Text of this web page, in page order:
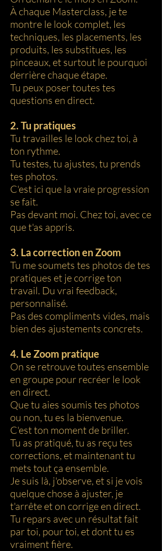
À chaque Masterclass, je te
montre le look complet, les
techniques, les placements, les
produits, les substitues, les
pinceaux, et surtout le pourquoi
derrière chaque étape.
Tu peux poser toutes tes
questions en direct.
2. Tu pratiques
Tu travailles le look chez toi, à
ton rythme.
Tu testes, tu ajustes, tu prends
tes photos.
C'est ici que la vraie progression
se fait.
Pas devant moi. Chez toi, avec ce
que t'as appris.
3. La correction en Zoom
Tu me soumets tes photos de tes
pratiques et je corrige ton
travail. Du vrai feedback,
personnalisé.
Pas des compliments vides, mais
bien des ajustements concrets.
4. Le Zoom pratique
On se retrouve toutes ensemble
en groupe pour recréer le look
en direct.
Que tu aies soumis tes photos
ou non, tu es la bienvenue.
C'est ton moment de briller.
Tu as pratiqué, tu as reçu tes
corrections, et maintenant tu
mets tout ça ensemble.
Je suis là, j'observe, et si je vois
quelque chose à ajuster, je
t'arrête et on corrige en direct.
Tu repars avec un résultat fait
par toi, pour toi, et dont tu es
vraiment fière.